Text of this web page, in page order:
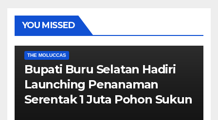
YOU MISSED
THE MOLUCCAS
Bupati Buru Selatan Hadiri
Launching Penanaman
Serentak 1 Juta Pohon Sukun